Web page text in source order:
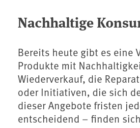
Nachhaltige
Bereits heute gibt es eine
Produkte mit
Wiederverkauf, die
oder Initiativen, die sich
dieser Angebote fristen
entscheidend – finden